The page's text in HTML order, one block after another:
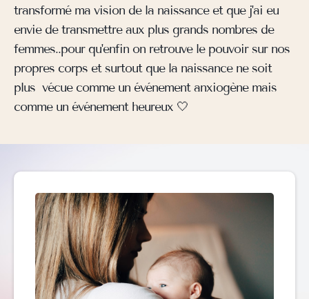
transformé ma vision de la naissance et que j'ai eu
envie de transmettre aux plus grands nombres de
femmes..pour qu'enfin on retrouve le pouvoir sur nos
propres corps et surtout que la naissance ne soit
plus vécue comme un événement anxiogène mais
comme un événement heureux 🤍